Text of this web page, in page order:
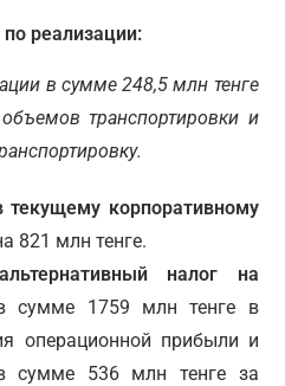
реализации:
в сумме 248,5 млн тенге
транспортировки и
текущему корпоративному
821 млн тенге.
налог на
сумме 1759 млн тенге в
операционной прибыли и
сумме 536 млн тенге за